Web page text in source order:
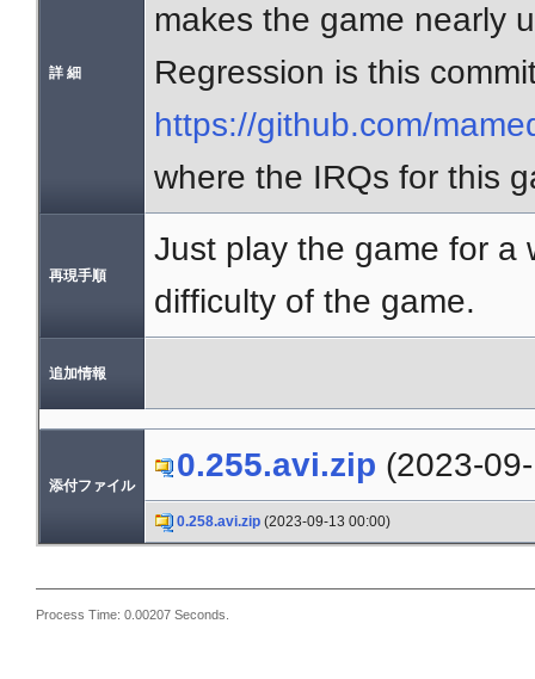
詳 細
makes the game nearly
Regression is this
https://github.com/
where the IRQs for this
再現手順
Just play the game for a
difficulty of the game.
追加情報
添付ファイル
0.255.avi.zip (2023-
0.258.avi.zip (2023-09-13 00:00)
Process Time: 0.00207 Seconds.